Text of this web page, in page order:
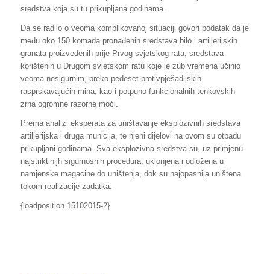
sredstva koja su tu prikupljana godinama.
Da se radilo o veoma komplikovanoj situaciji govori podatak da je
među oko 150 komada pronađenih sredstava bilo i artiljerijskih
granata proizvedenih prije Prvog svjetskog rata, sredstava
korištenih u Drugom svjetskom ratu koje je zub vremena učinio
veoma nesigurnim, preko pedeset protivpješadijskih
rasprskavajućih mina, kao i potpuno funkcionalnih tenkovskih
zrna ogromne razorne moći.
Prema analizi eksperata za uništavanje eksplozivnih sredstava
artiljerijska i druga municija, te njeni dijelovi na ovom su otpadu
prikupljani godinama. Sva eksplozivna sredstva su, uz primjenu
najstriktinijh sigurnosnih procedura, uklonjena i odložena u
namjenske magacine do uništenja, dok su najopasnija uništena
tokom realizacije zadatka.
{loadposition 15102015-2}